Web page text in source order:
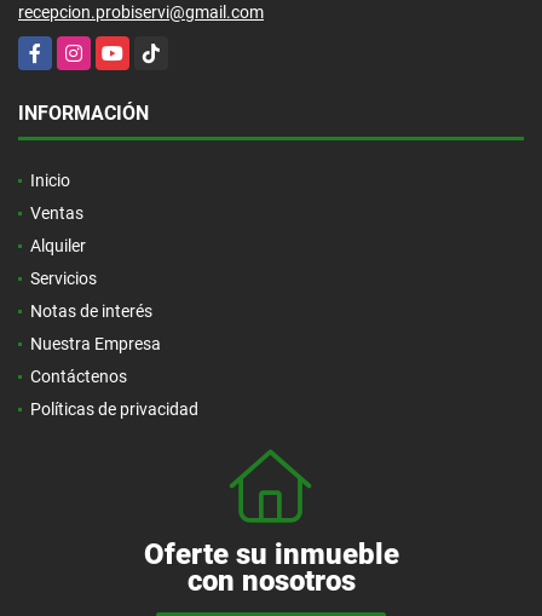
recepcion.probiservi@gmail.com
FacebookInstagramYouTubeTikTok
INFORMACIÓN
Inicio
Ventas
Alquiler
Servicios
Notas de interés
Nuestra Empresa
Contáctenos
Políticas de privacidad
Oferte su inmueble
con nosotros